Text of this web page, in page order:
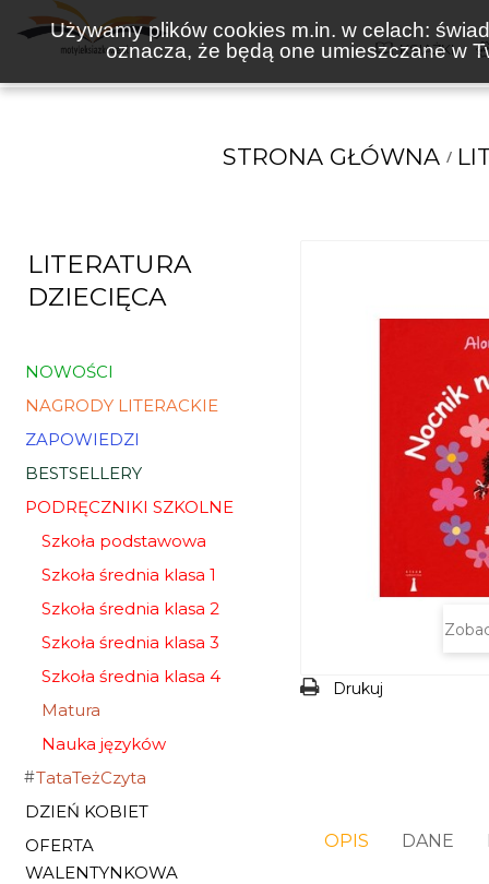
Używamy plików cookies m.in. w celach:
oznacza, że będą one umieszczane w
KSIĄŻKI
STRONA GŁÓWNA
LITERATURA
DZIECIĘCA
NOWOŚCI
NAGRODY LITERACKIE
ZAPOWIEDZI
BESTSELLERY
PODRĘCZNIKI SZKOLNE
Szkoła podstawowa
Szkoła średnia klasa 1
Szkoła średnia klasa 2
Szkoła średnia klasa 3
Szkoła średnia klasa 4
Matura
Nauka języków
TataTeżCzyta
DZIEŃ KOBIET
OFERTA
WALENTYNKOWA
Drukuj
OPIS DANE